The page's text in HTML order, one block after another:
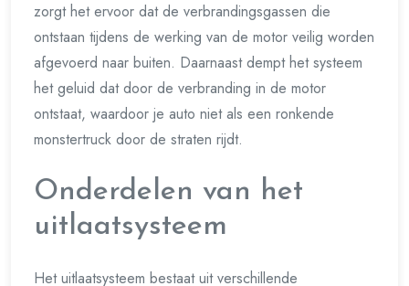
zorgt het ervoor dat de verbrandingsgassen die
ontstaan tijdens de werking van de motor veilig worden
afgevoerd naar buiten. Daarnaast dempt het systeem
het geluid dat door de verbranding in de motor
ontstaat, waardoor je auto niet als een ronkende
monstertruck door de straten rijdt.
Onderdelen van het
uitlaatsysteem
Het uitlaatsysteem bestaat uit verschillende